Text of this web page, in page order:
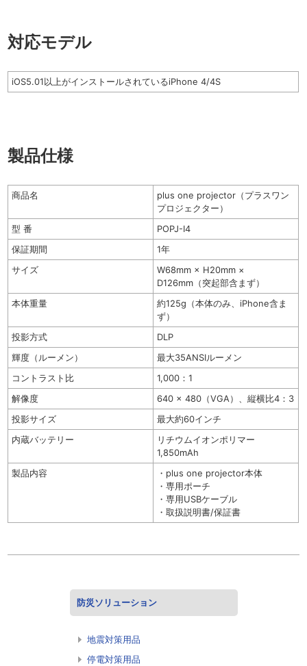
対応モデル
iOS5.01以上がインストールされているiPhone 4/4S
製品仕様
商品名
plus one projector（プラスワン
プロジェクター）
型 番
POPJ-I4
保証期間
1年
サイズ
W68mm × H20mm ×
D126mm（突起部含まず）
本体重量
約125g（本体のみ、iPhone含ま
ず）
投影方式
DLP
輝度（ルーメン）
最大35ANSIルーメン
コントラスト比
1,000：1
解像度
640 x 480（VGA）、縦横比4：3
投影サイズ
最大約60インチ
内蔵バッテリー
リチウムイオンポリマー
1,850mAh
製品内容
・plus one projector本体
・専用ポーチ
・専用USBケーブル
・取扱説明書/保証書
防災ソリューション
地震対策用品
停電対策用品